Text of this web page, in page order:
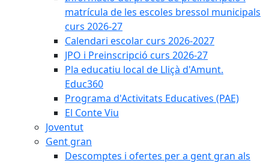
matrícula de les escoles bressol municipals
curs 2026-27
Calendari escolar curs 2026-2027
JPO i Preinscripció curs 2026-27
Pla educatiu local de Lliçà d'Amunt.
Educ360
Programa d'Activitats Educatives (PAE)
El Conte Viu
Joventut
Gent gran
Descomptes i ofertes per a gent gran als